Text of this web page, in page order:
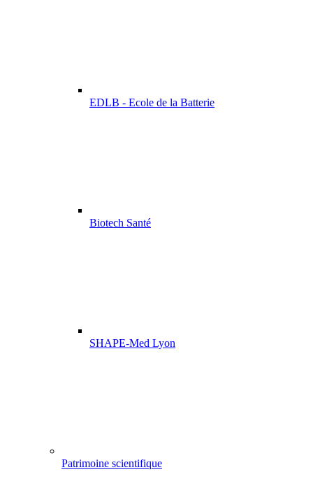
EDLB - Ecole de la Batterie
Biotech Santé
SHAPE-Med Lyon
Patrimoine scientifique